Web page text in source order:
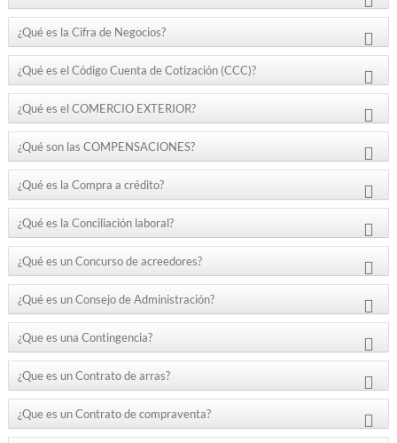
¿Qué es la Cifra de Negocios?
¿Qué es el Código Cuenta de Cotización (CCC)?
¿Qué es el COMERCIO EXTERIOR?
¿Qué son las COMPENSACIONES?
¿Qué es la Compra a crédito?
¿Qué es la Conciliación laboral?
¿Qué es un Concurso de acreedores?
¿Qué es un Consejo de Administración?
¿Que es una Contingencia?
¿Que es un Contrato de arras?
¿Que es un Contrato de compraventa?